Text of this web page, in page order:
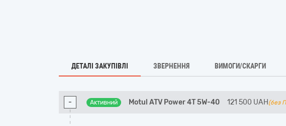
ДЕТАЛІ ЗАКУПІВЛІ ЗВЕРНЕННЯ ВИМОГИ/СКАРГИ
- Активний Motul ATV Power 4T 5W-40 121 500 UAH (без